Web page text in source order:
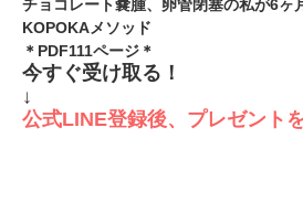
チョコレート嚢腫、卵管閉塞の私が6ヶ
KOPOKAメソッド
＊PDF111ページ＊
今すぐ受け取る！
↓
公式LINE登録後、プレゼント